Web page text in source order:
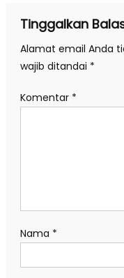
Tinggalkan
Alamat email Anda
wajib ditandai *
Komentar *
Nama *